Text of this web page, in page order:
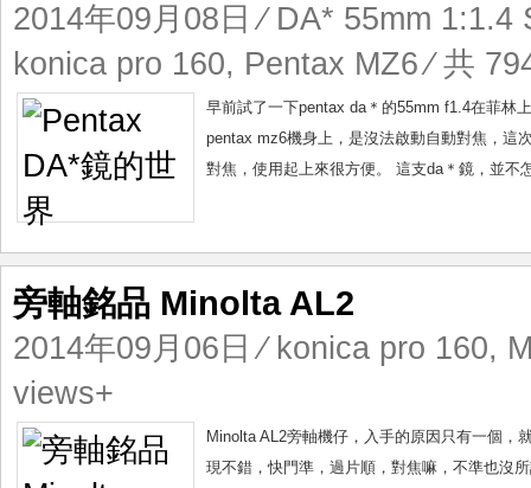
2014年09月08日 ⁄ DA* 55mm 1:1.4
konica pro 160, Pentax MZ6⁄ 共
早前試了一下pentax da＊的55mm f1.4在菲林
pentax mz6機身上，是沒法啟動自動對焦，這
對焦，使用起上來很方便。 這支da＊鏡，並
旁軸銘品 Minolta AL2
2014年09月06日 ⁄ konica pro 160,
views+
Minolta AL2旁軸機仔，入手的原因只有一個，
現不錯，快門準，過片順，對焦嘛，不準也沒